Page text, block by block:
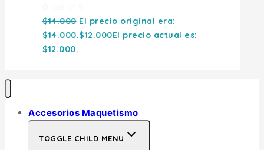
$14.000 El precio original era:
$14.000.$12.000El precio actual es:
$12.000.
Accesorios Maquetismo
TOGGLE CHILD MENU